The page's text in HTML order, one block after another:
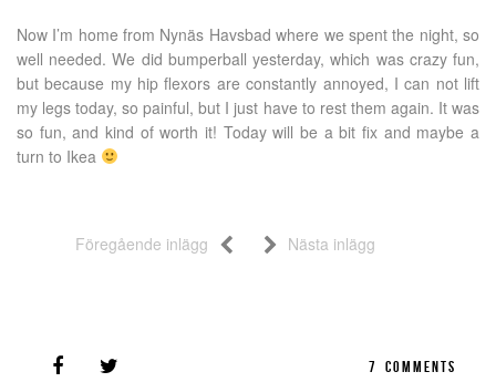
Now I’m home from Nynäs Havsbad where we spent the night, so
well needed. We did bumperball yesterday, which was crazy fun,
but because my hip flexors are constantly annoyed, I can not lift
my legs today, so painful, but I just have to rest them again. It was
so fun, and kind of worth it! Today will be a bit fix and maybe a
turn to Ikea
Föregående inlägg Nästa inlägg
7 COMMENTS